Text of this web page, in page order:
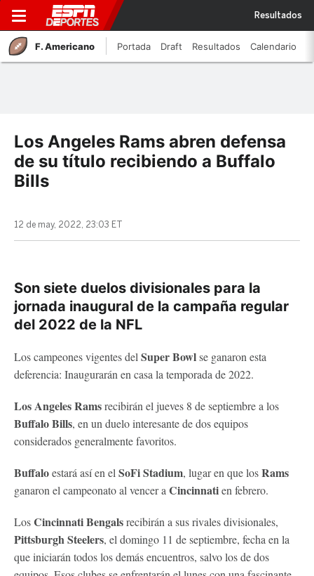
Resultados
F. Americano Portada Draft Resultados Calendario
Los Angeles Rams abren defensa
de su título recibiendo a Buffalo
Bills
12 de may, 2022, 23:03 ET
Son siete duelos divisionales para la
jornada inaugural de la campaña regular
del 2022 de la NFL
Los campeones vigentes del Super Bowlse ganaron esta
deferencia: Inaugurarán en casa la temporada de 2022.
Los Angeles Ramsrecibirán el jueves 8 de septiembre a los
Buffalo Bills, en un duelo interesante de dos equipos
considerados generalmente favoritos.
Buffaloestará así en el SoFi Stadium, lugar en que losRams
ganaron el campeonato al vencer a Cincinnatien febrero.
LosCincinnati Bengalsrecibirán a sus rivales divisionales,
Pittsburgh Steelers, el domingo 11 de septiembre, fecha en la
que iniciarán todos los demás encuentros, salvo los de dos